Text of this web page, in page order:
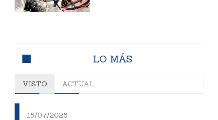
LO MÁS
VISTO ACTUAL
15/07/2026